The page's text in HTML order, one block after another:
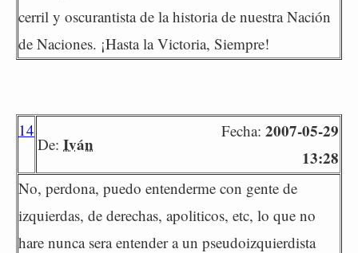
cerril y oscurantista de la historia de nuestra Nación
de Naciones. ¡Hasta la Victoria, Siempre!
14
De: Iván
Fecha: 2007-05-29
13:28
No, perdona, puedo entenderme con gente de
izquierdas, de derechas, apoliticos, etc, lo que no
hare nunca sera entender a un pseudoizquierdista